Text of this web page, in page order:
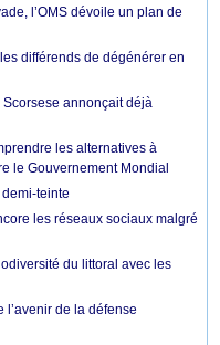
l’OMS dévoile un plan de
différends de dégénérer en
annonçait déjà
les alternatives à
le Gouvernement Mondial
teinte
les réseaux sociaux malgré
du littoral avec les
de la défense